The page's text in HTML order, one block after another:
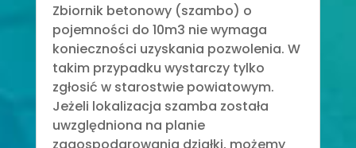
Zbiornik betonowy (szambo) o
pojemności do 10m3 nie wymaga
konieczności uzyskania pozwolenia. W
takim przypadku wystarczy tylko
zgłosić w starostwie powiatowym.
Jeżeli lokalizacja szamba została
uwzględniona na planie
zagospodarowania działki, możemy